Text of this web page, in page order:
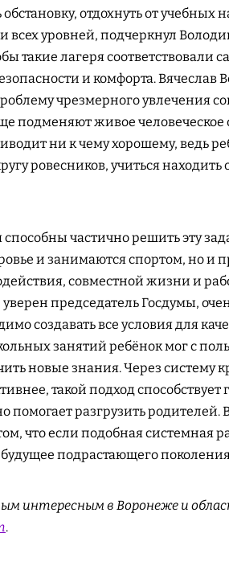
отдохнуть от учебных
всех уровней, подчеркнул
такие лагеря
и комфорта. Вячеслав
чрезмерного увлечения
подменяют живое
ни к чему хорошему, ведь
ровесников, учиться
частично решить эту
и занимаются спортом, но и
совместной жизни и
председатель Госдумы,
создавать все условия для
занятий ребёнок мог с
новые знания. Через систему
такой подход
помогает разгрузить родителей.
что если подобная системная
будущее подрастающего
интересным в Воронеже и
.